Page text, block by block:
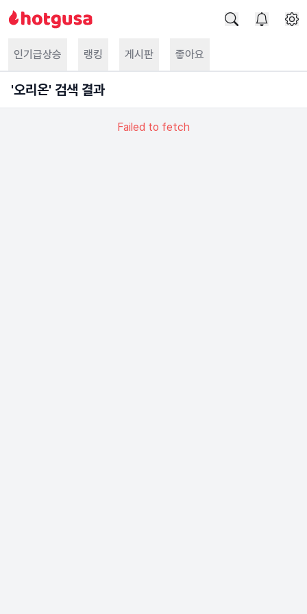
인기급상승 랭킹 게시판 좋아요
'오리온' 검색 결과
Failed to fetch